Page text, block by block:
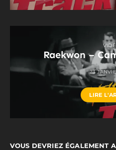
Raekwon –
23
LIRE
VOUS DEVRIEZ ÉGALEMENT